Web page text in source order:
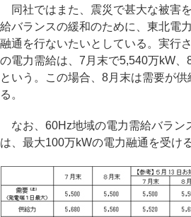
同社ではまた、震災で甚大な被害
給バランスの緩和のために、東北電
融通を行ないたいとしている。実行
の電力需給は、7月末で5,540万kW、
という。この場合、8月末は需要が
る。
なお、60Hz地域の電力需給バラン
は、最大100万kWの電力融通を受け